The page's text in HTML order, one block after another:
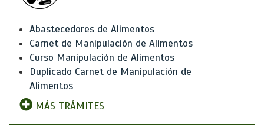
Abastecedores de Alimentos
Carnet de Manipulación de Alimentos
Curso Manipulación de Alimentos
Duplicado Carnet de Manipulación de
Alimentos
MÁS TRÁMITES